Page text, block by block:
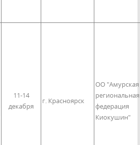
11-14
декабря
г. Красноярск
ОО "Амурская
региональная
федерация
Киокушин"